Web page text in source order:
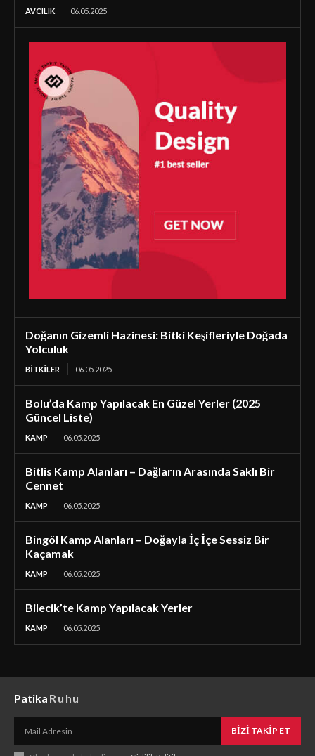
AVCILIK 06.05.2025
Doğanın Gizemli Hazinesi: Bitki Keşifleriyle Doğada
Yolculuk
BİTKİLER 06.05.2025
Bolu’da Kamp Yapılacak En Güzel Yerler (2025
Güncel Liste)
KAMP 06.05.2025
Bitlis Kamp Alanları – Dağların Arasında Saklı Bir
Cennet
KAMP 06.05.2025
Bingöl Kamp Alanları – Doğayla İç İçe Sessiz Bir
Kaçamak
KAMP 06.05.2025
Bilecik’te Kamp Yapılacak Yerler
KAMP 06.05.2025
Patika Ruhu
BIZI TAKIP ET